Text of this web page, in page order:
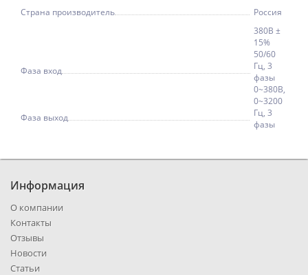
Страна производитель
Россия
Фаза вход
380В ±
15%
50/60
Гц, 3
фазы
Фаза выход
0~380В,
0~3200
Гц, 3
фазы
Информация
О компании
Контакты
Отзывы
Новости
Статьи